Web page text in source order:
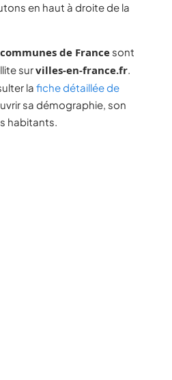
en haut à droite de la
de France sont
survilles-en-france.fr.
la fiche détaillée de
sa démographie, son
habitants.